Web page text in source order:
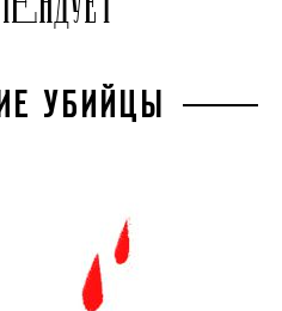
УБИЙЦЫ